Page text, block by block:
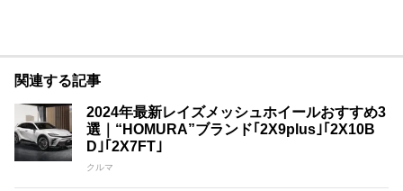
関連する記事
2024年最新レイズメッシュホイールおすすめ3
選｜“HOMURA”ブランド｢2X9plus｣｢2X10B
D｣｢2X7FT｣
クルマ